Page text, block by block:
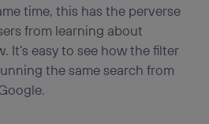
time, this has the perverse
from learning about
It’s easy to see how the filter
the same search from